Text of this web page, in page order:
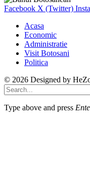
Facebook X (Twitter)
Acasa
Economic
Administratie
Visit Botosani
Politica
© 2026 Designed by
Type above and press